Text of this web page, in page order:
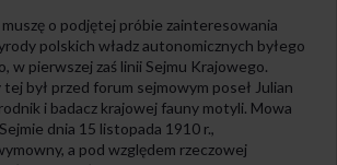
o podjętej próbie zainteresowania
polskich władz autonomicznych byłego
w pierwszej zaś linii Sejmu Krajowego.
był przed forum sejmowym poseł Julian
i badacz krajowej fauny motyli. Mowa
dnia 15 listopada 1910 r.,
a pod względem rzeczowej